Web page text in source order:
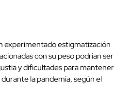
experimentado estigmatización
con su peso podrían ser
y dificultades para mantener
la pandemia, según el